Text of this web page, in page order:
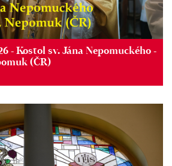
- Kostol sv. Jána Nepomuckého -
(ČR)